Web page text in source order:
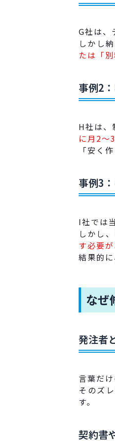
G社は、
しかし
たは「別
事例2
H社は
に月2〜
「安く
事例3
I社では
しかし
す必要
結果的
なぜ
発注者
言葉だ
そのズレ
す。
契約書